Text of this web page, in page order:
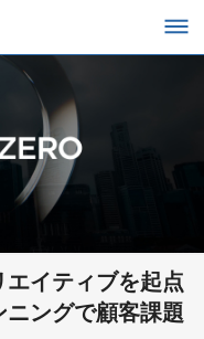
エイティブを起点
ングで顧客課題